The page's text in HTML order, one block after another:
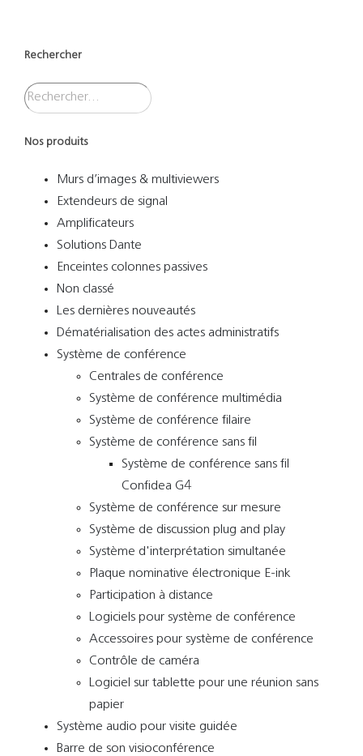
Rechercher
Nos produits
Murs d’images & multiviewers
Extendeurs de signal
Amplificateurs
Solutions Dante
Enceintes colonnes passives
Non classé
Les dernières nouveautés
Dématérialisation des actes administratifs
Système de conférence
Centrales de conférence
Système de conférence multimédia
Système de conférence filaire
Système de conférence sans fil
Système de conférence sans fil
Confidea G4
Système de conférence sur mesure
Système de discussion plug and play
Système d'interprétation simultanée
Plaque nominative électronique E-ink
Participation à distance
Logiciels pour système de conférence
Accessoires pour système de conférence
Contrôle de caméra
Logiciel sur tablette pour une réunion sans
papier
Système audio pour visite guidée
Barre de son visioconférence